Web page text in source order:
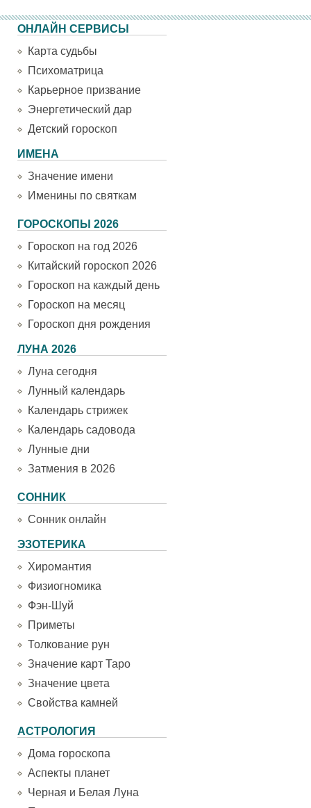
ОНЛАЙН СЕРВИСЫ
Карта судьбы
Психоматрица
Карьерное призвание
Энергетический дар
Детский гороскоп
ИМЕНА
Значение имени
Именины по святкам
ГОРОСКОПЫ 2026
Гороскоп на год 2026
Китайский гороскоп 2026
Гороскоп на каждый день
Гороскоп на месяц
Гороскоп дня рождения
ЛУНА 2026
Луна сегодня
Лунный календарь
Календарь стрижек
Календарь садовода
Лунные дни
Затмения в 2026
СОННИК
Сонник онлайн
ЭЗОТЕРИКА
Хиромантия
Физиогномика
Фэн-Шуй
Приметы
Толкование рун
Значение карт Таро
Значение цвета
Свойства камней
АСТРОЛОГИЯ
Дома гороскопа
Аспекты планет
Черная и Белая Луна